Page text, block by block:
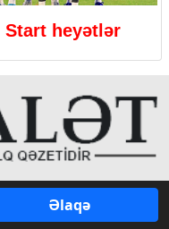
Start heyətlər
Əlaqə